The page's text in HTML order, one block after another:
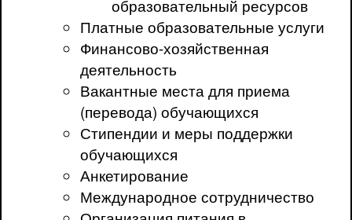
образовательный ресурсов
Платные образовательные услуги
Финансово-хозяйственная
деятельность
Вакантные места для приема
(перевода) обучающихся
Стипендии и меры поддержки
обучающихся
Анкетирование
Международное сотрудничество